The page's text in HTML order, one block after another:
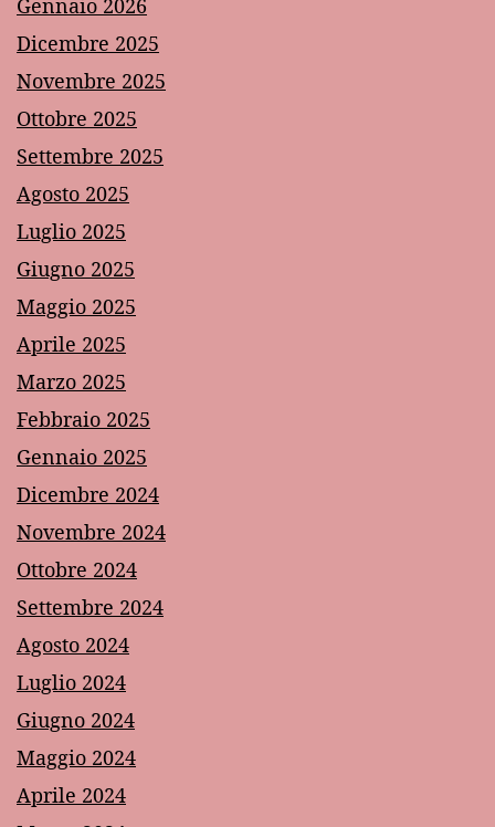
Gennaio 2026
Dicembre 2025
Novembre 2025
Ottobre 2025
Settembre 2025
Agosto 2025
Luglio 2025
Giugno 2025
Maggio 2025
Aprile 2025
Marzo 2025
Febbraio 2025
Gennaio 2025
Dicembre 2024
Novembre 2024
Ottobre 2024
Settembre 2024
Agosto 2024
Luglio 2024
Giugno 2024
Maggio 2024
Aprile 2024